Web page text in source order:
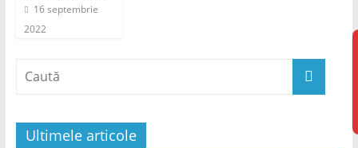
16 septembrie
2022
Ultimele articole